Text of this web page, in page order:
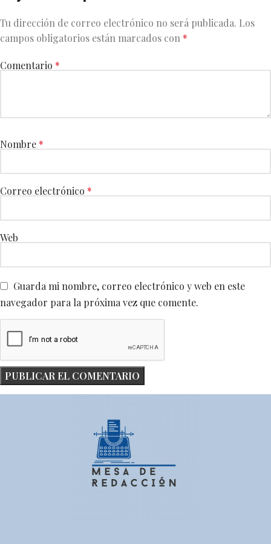
Tu dirección de correo electrónico no será publicada. Los
campos obligatorios están marcados con *
Comentario *
Nombre *
Correo electrónico *
Web
Guarda mi nombre, correo electrónico y web en este
navegador para la próxima vez que comente.